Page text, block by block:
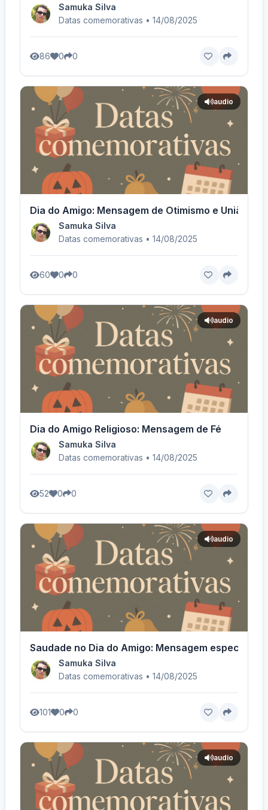
Samuka Silva
Datas comemorativas • 14/08/2025
86 0 0
audio
Dia do Amigo: Mensagem de Otimismo e União
Samuka Silva
Datas comemorativas • 14/08/2025
60 0 0
audio
Dia do Amigo Religioso: Mensagem de Fé
Samuka Silva
Datas comemorativas • 14/08/2025
52 0 0
audio
Saudade no Dia do Amigo: Mensagem especial!
Samuka Silva
Datas comemorativas • 14/08/2025
101 0 0
audio